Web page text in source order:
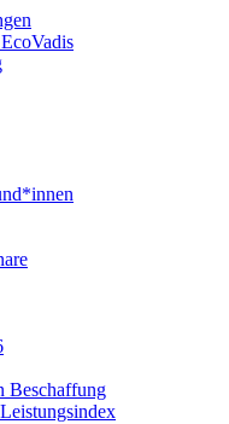
Beschaffung